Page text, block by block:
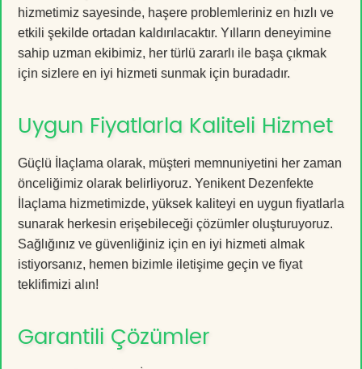
hizmetimiz sayesinde, haşere problemleriniz en hızlı ve
etkili şekilde ortadan kaldırılacaktır. Yılların deneyimine
sahip uzman ekibimiz, her türlü zararlı ile başa çıkmak
için sizlere en iyi hizmeti sunmak için buradadır.
Uygun Fiyatlarla Kaliteli Hizmet
Güçlü İlaçlama olarak, müşteri memnuniyetini her zaman
önceliğimiz olarak belirliyoruz. Yenikent Dezenfekte
İlaçlama hizmetimizde, yüksek kaliteyi en uygun fiyatlarla
sunarak herkesin erişebileceği çözümler oluşturuyoruz.
Sağlığınız ve güvenliğiniz için en iyi hizmeti almak
istiyorsanız, hemen bizimle iletişime geçin ve fiyat
teklifimizi alın!
Garantili Çözümler